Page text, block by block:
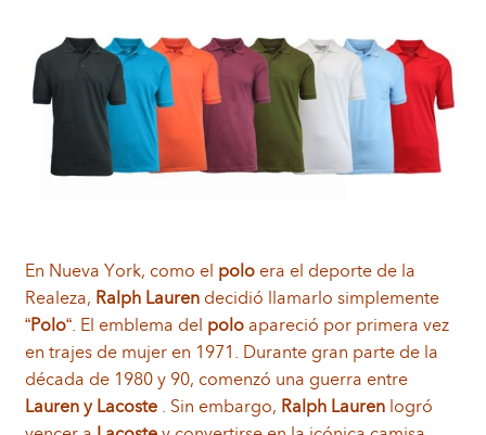
En Nueva York, como el poloera el deporte de la
Realeza, Ralph Laurendecidió llamarlo simplemente
“Polo“. El emblema del poloapareció por primera vez
en trajes de mujer en 1971. Durante gran parte de la
década de 1980 y 90, comenzó una guerra entre
Lauren y Lacoste. Sin embargo, Ralph Laurenlogró